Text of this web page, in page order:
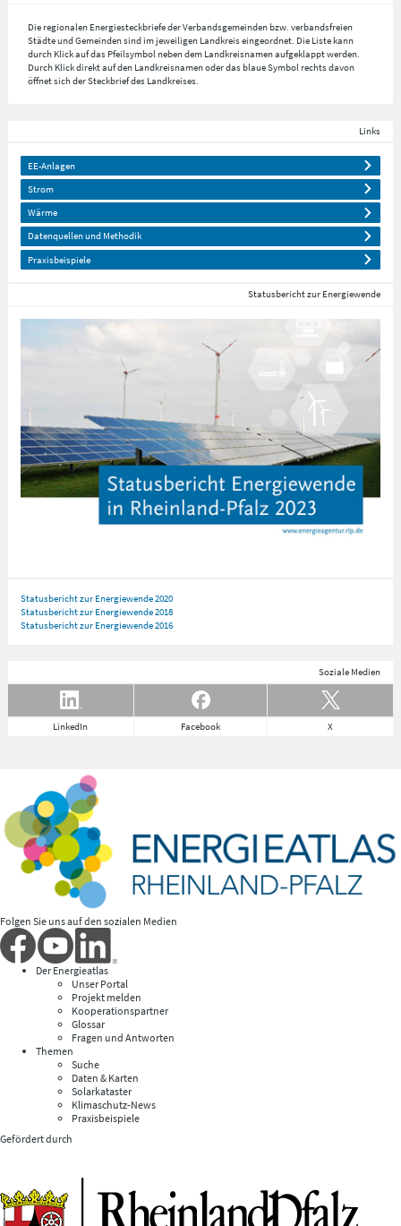
Die regionalen Energiesteckbriefe der Verbandsgemeinden bzw. verbandsfreien
Städte und Gemeinden sind im jeweiligen Landkreis eingeordnet. Die Liste kann
durch Klick auf das Pfeilsymbol neben dem Landkreisnamen aufgeklappt werden.
Durch Klick direkt auf den Landkreisnamen oder das blaue Symbol rechts davon
öffnet sich der Steckbrief des Landkreises.
Links
EE-Anlagen
Strom
Wärme
Datenquellen und Methodik
Praxisbeispiele
Statusbericht zur Energiewende
Statusbericht zur Energiewende 2020
Statusbericht zur Energiewende 2018
Statusbericht zur Energiewende 2016
Soziale Medien
LinkedIn Facebook X
Folgen Sie uns auf den sozialen Medien
Der Energieatlas
Unser Portal
Projekt melden
Kooperationspartner
Glossar
Fragen und Antworten
Themen
Suche
Daten & Karten
Solarkataster
Klimaschutz-News
Praxisbeispiele
Gefördert durch